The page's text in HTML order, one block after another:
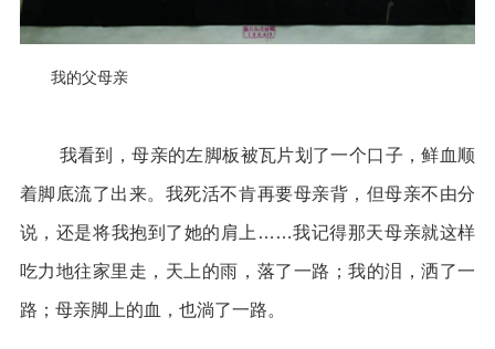
我的父母亲
我看到，母亲的左脚板被瓦片划了一个口子，鲜血顺
着脚底流了出来。我死活不肯再要母亲背，但母亲不由分
说，还是将我抱到了她的肩上……我记得那天母亲就这样
吃力地往家里走，天上的雨，落了一路；我的泪，洒了一
路；母亲脚上的血，也淌了一路。